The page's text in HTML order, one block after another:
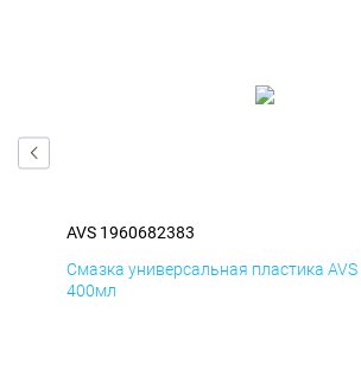
AVS 1960682383
Смазка универсальная пластика
400мл